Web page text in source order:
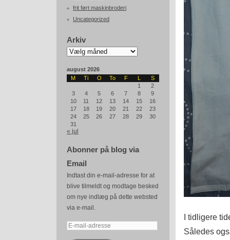
frit ført maskinbroderi
Uncategorized
Arkiv
Arkiv
august 2026
M
Ti O To F L
S
1
2
3
4 5 6 7 8
9
10
11 12 13 14 15
16
17
18 19 20 21 22
23
24
25 26 27 28 29
30
31
« jul
Abonner på blog via
Email
Indtast din e-mail-adresse for at
blive tilmeldt og modtage besked
om nye indlæg på dette websted
via e-mail.
E-
I tidligere
Således